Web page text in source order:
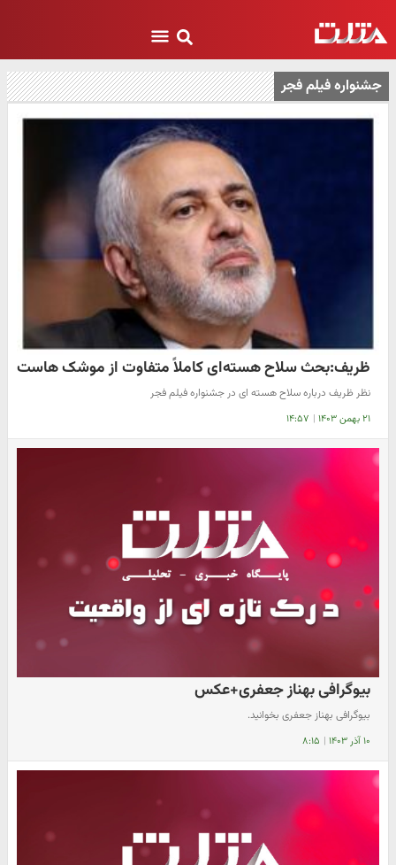
جشنواره فیلم فجر
ظریف:بحث سلاح هسته‌ای کاملاً متفاوت از موشک هاست
نظر ظریف درباره سلاح هسته ای در جشنواره فیلم فجر
۲۱ بهمن ۱۴۰۳ | ۱۴:۵۷
بیوگرافی بهناز جعفری+عکس
بیوگرافی بهناز جعفری بخوانید.
۱۰ آذر ۱۴۰۳ | ۸:۱۵